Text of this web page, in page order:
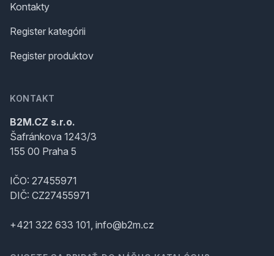
Kontakty
Register kategórii
Register produktov
KONTAKT
B2M.CZ s.r.o.
Šafránkova 1243/3
155 00 Praha 5
IČO: 27455971
DIČ: CZ27455971
+421 322 633 101, info@b2m.cz